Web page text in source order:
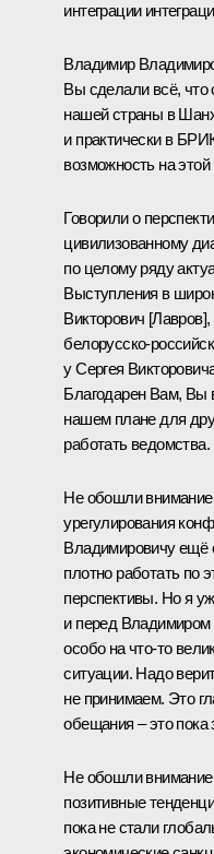
интеграции
Владимир
Вы сделали всё,
нашей страны в
и практически в
возможность на
Говорили о
цивилизованному
по целому ряду
Выступления в
Викторович
белорусско-
у Сергея
Благодарен Вам, Вы
нашем плане для
работать ведомства.
Не обошли
урегулирования
Владимировичу ещё
плотно работать по
перспективы. Но я
и перед Владимиром
особо на что-то
ситуации. Надо
не принимаем. Это
обещания – это пока
Не обошли
позитивные
пока не стали